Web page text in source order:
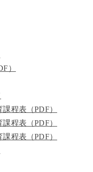
）
程表（PDF）
程表（PDF）
程表（PDF）